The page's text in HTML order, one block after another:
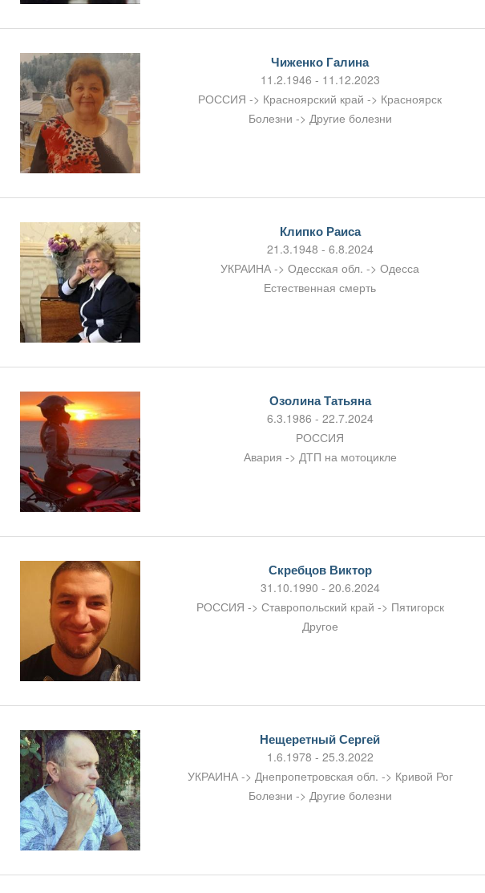
Чиженко Галина
11.2.1946 - 11.12.2023
РОССИЯ -> Красноярский край -> Красноярск
Болезни -> Другие болезни
Клипко Раиса
21.3.1948 - 6.8.2024
УКРАИНА -> Одесская обл. -> Одесса
Естественная смерть
Озолина Татьяна
6.3.1986 - 22.7.2024
РОССИЯ
Авария -> ДТП на мотоцикле
Скребцов Виктор
31.10.1990 - 20.6.2024
РОССИЯ -> Ставропольский край -> Пятигорск
Другое
Нещеретный Сергей
1.6.1978 - 25.3.2022
УКРАИНА -> Днепропетровская обл. -> Кривой Рог
Болезни -> Другие болезни